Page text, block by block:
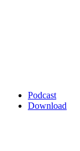
Podcast
Download